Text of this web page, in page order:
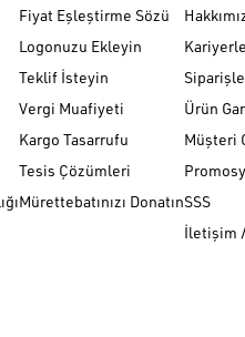
Fiyat Eşleştirme Sözü
Logonuzu Ekleyin
Teklif İsteyin
Vergi Muafiyeti
Kargo Tasarrufu
Tesis Çözümleri
Mürettebatınızı Donatın
Ürün
Müşteri
SSS
İletişim